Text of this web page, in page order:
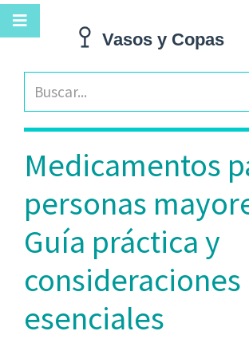
Medicamentos
personas
Guía práctica y
consideraciones
esenciales